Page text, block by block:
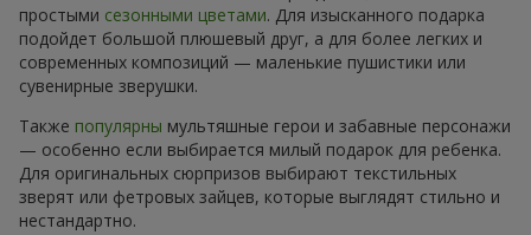
простыми сезонными цветами. Для изысканного подарка
подойдет большой плюшевый друг, а для более легких и
современных композиций — маленькие пушистики или
сувенирные зверушки.
Также популярны мультяшные герои и забавные персонажи
— особенно если выбирается милый подарок для ребенка.
Для оригинальных сюрпризов выбирают текстильных
зверят или фетровых зайцев, которые выглядят стильно и
нестандартно.